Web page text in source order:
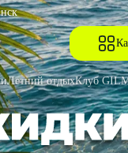
Летний отдыхКлуб